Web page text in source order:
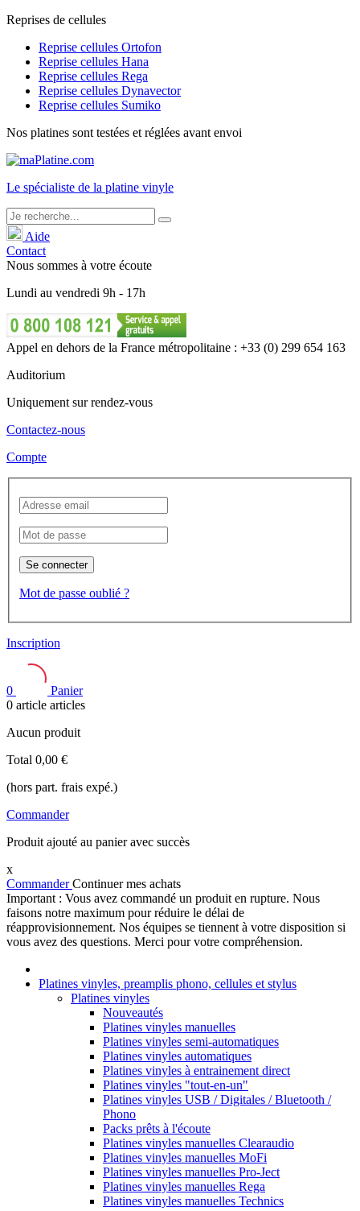
Reprises de cellules
Reprise cellules Ortofon
Reprise cellules Hana
Reprise cellules Rega
Reprise cellules Dynavector
Reprise cellules Sumiko
Nos platines sont testées et réglées avant envoi
Le spécialiste de la platine vinyle
Aide
Contact
Nous sommes à votre écoute
Lundi au vendredi 9h - 17h
Appel en dehors de la France métropolitaine : +33 (0) 299 654 163
Auditorium
Uniquement sur rendez-vous
Contactez-nous
Compte
Se connecter
Mot de passe oublié ?
Inscription
0
Panier
0 article articles
Aucun produit
Total 0,00 €
(hors part. frais expé.)
Commander
Produit ajouté au panier avec succès
x
CommanderContinuer mes achats
Important : Vous avez commandé un produit en rupture. Nous
faisons notre maximum pour réduire le délai de
réapprovisionnement. Nos équipes se tiennent à votre disposition si
vous avez des questions. Merci pour votre compréhension.
Platines vinyles, preamplis phono, cellules et stylus
Platines vinyles
Nouveautés
Platines vinyles manuelles
Platines vinyles semi-automatiques
Platines vinyles automatiques
Platines vinyles à entrainement direct
Platines vinyles "tout-en-un"
Platines vinyles USB / Digitales / Bluetooth /
Phono
Packs prêts à l'écoute
Platines vinyles manuelles Clearaudio
Platines vinyles manuelles MoFi
Platines vinyles manuelles Pro-Ject
Platines vinyles manuelles Rega
Platines vinyles manuelles Technics